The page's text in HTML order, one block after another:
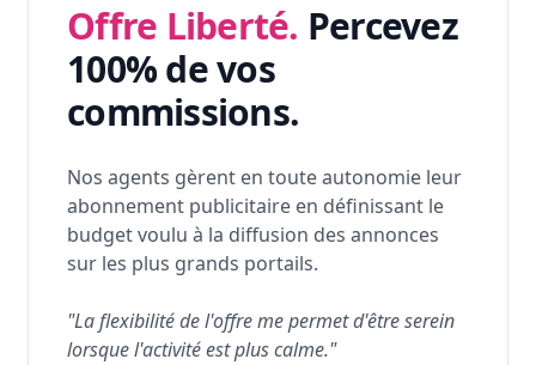
Offre Liberté. Percevez
100% de vos
commissions.
Nos agents gèrent en toute autonomie leur
abonnement publicitaire en définissant le
budget voulu à la diffusion des annonces
sur les plus grands portails.
"La flexibilité de l'offre me permet d'être serein
lorsque l'activité est plus calme."